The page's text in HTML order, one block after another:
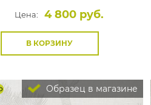
Цена:
4 800 руб.
В КОРЗИНУ
Образец в магазине